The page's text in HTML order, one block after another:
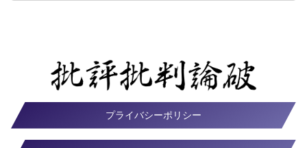
プライバシーポリシー